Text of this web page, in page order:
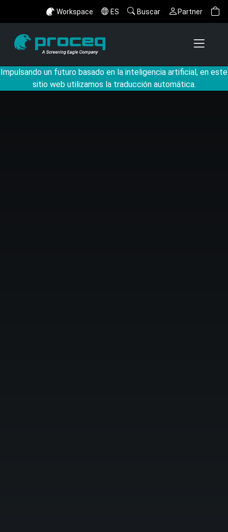
Workspace ES Buscar Partner
Impulsando un futuro basado en la inteligencia artificial, en este
sitio web utilizamos la traducción automática.